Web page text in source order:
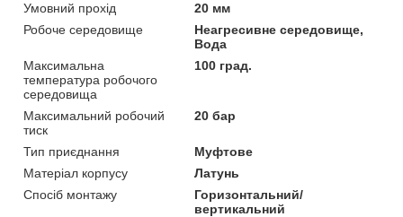
Умовний прохід
20 мм
Робоче середовище
Неагресивне середовище,
Вода
Максимальна
температура робочого
середовища
100 град.
Максимальний робочий
тиск
20 бар
Тип приєднання
Муфтове
Матеріал корпусу
Латунь
Спосіб монтажу
Горизонтальний/
вертикальний